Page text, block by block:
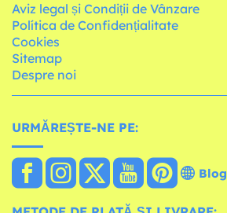
Aviz legal și Condiții de Vânzare
Política de Confidențialitate
Cookies
Sitemap
Despre noi
URMĂREȘTE-NE PE:
Blog